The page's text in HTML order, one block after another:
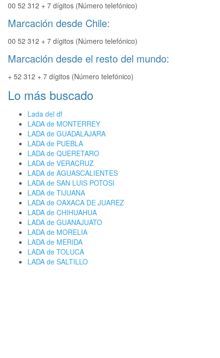
00 52 312 + 7 dígitos (Número telefónico)
Marcación desde Chile:
00 52 312 + 7 dígitos (Número telefónico)
Marcación desde el resto del mundo:
+ 52 312 + 7 dígitos (Número telefónico)
Lo más buscado
Lada del df
LADA de MONTERREY
LADA de GUADALAJARA
LADA de PUEBLA
LADA de QUERETARO
LADA de VERACRUZ
LADA de AGUASCALIENTES
LADA de SAN LUIS POTOSI
LADA de TIJUANA
LADA de OAXACA DE JUAREZ
LADA de CHIHUAHUA
LADA de GUANAJUATO
LADA de MORELIA
LADA de MERIDA
LADA de TOLUCA
LADA de SALTILLO